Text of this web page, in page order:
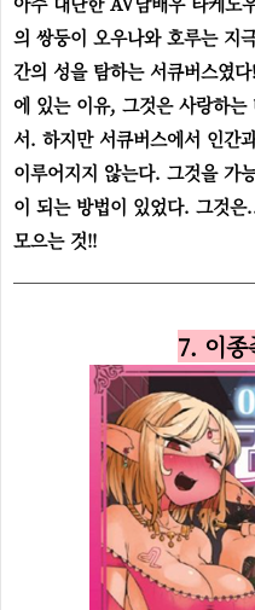
의 쌍둥이 오우나와 호루는 지
간의 성을 탐하는 서큐버스였
에 있는 이유, 그것은 사랑하
서. 하지만 서큐버스에서 인간
이루어지지 않는다. 그것을 가
이 되는 방법이 있었다. 그것
모으는 것!!
7. 이종